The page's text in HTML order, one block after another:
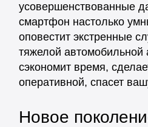
усовершенствованные
смартфон настолько
оповестит экстренные
тяжелой автомобильной
сэкономит время,
оперативной, спасет
Новое